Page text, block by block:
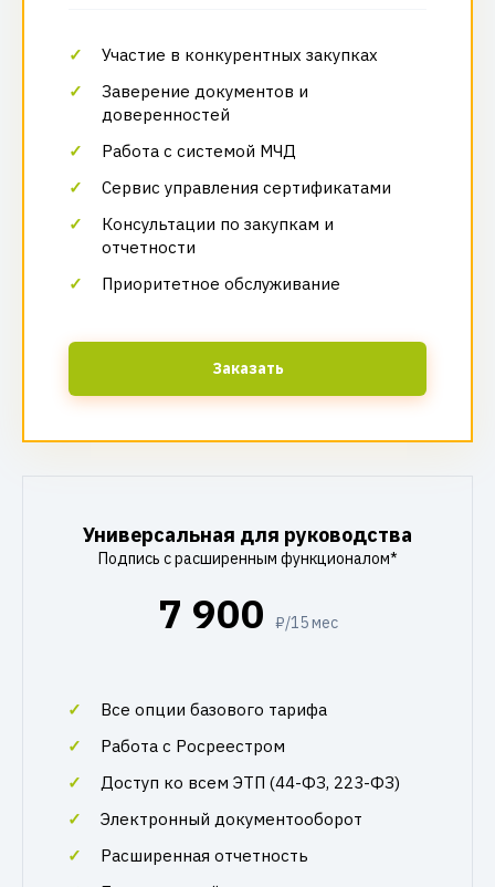
Участие в конкурентных закупках
Заверение документов и
доверенностей
Работа с системой МЧД
Сервис управления сертификатами
Консультации по закупкам и
отчетности
Приоритетное обслуживание
Заказать
Универсальная для руководства
Подпись с расширенным функционалом*
7 900 ₽/15 мес
Все опции базового тарифа
Работа с Росреестром
Доступ ко всем ЭТП (44-ФЗ, 223-ФЗ)
Электронный документооборот
Расширенная отчетность